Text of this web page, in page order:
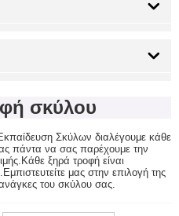
σκύλου
Σκύλων διαλέγουμε κάθε
πάντα να σας παρέχουμε την
ξηρά τροφή είναι
μας στην επιλογή της
ανάγκες του σκύλου σας.